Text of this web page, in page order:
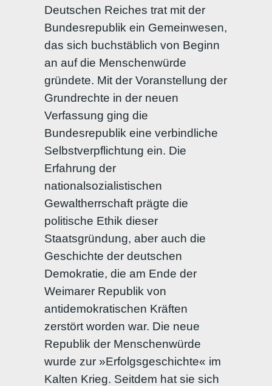
Deutschen Reiches trat mit der
Bundesrepublik ein Gemeinwesen,
das sich buchstäblich von Beginn
an auf die Menschenwürde
gründete. Mit der Voranstellung der
Grundrechte in der neuen
Verfassung ging die
Bundesrepublik eine verbindliche
Selbstverpflichtung ein. Die
Erfahrung der
nationalsozialistischen
Gewaltherrschaft prägte die
politische Ethik dieser
Staatsgründung, aber auch die
Geschichte der deutschen
Demokratie, die am Ende der
Weimarer Republik von
antidemokratischen Kräften
zerstört worden war. Die neue
Republik der Menschenwürde
wurde zur »Erfolgsgeschichte« im
Kalten Krieg. Seitdem hat sie sich